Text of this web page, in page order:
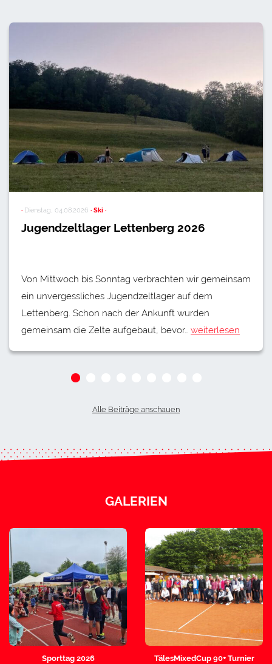
· Dienstag, 04.08.2026 · Ski ·
Jugendzeltlager Lettenberg 2026
Von Mittwoch bis Sonntag verbrachten wir gemeinsam
ein unvergessliches Jugendzeltlager auf dem
Lettenberg. Schon nach der Ankunft wurden
gemeinsam die Zelte aufgebaut, bevor… weiterlesen
Alle Beiträge anschauen
GALERIEN
Sporttag 2026
TälesMixedCup 90+ Turnier